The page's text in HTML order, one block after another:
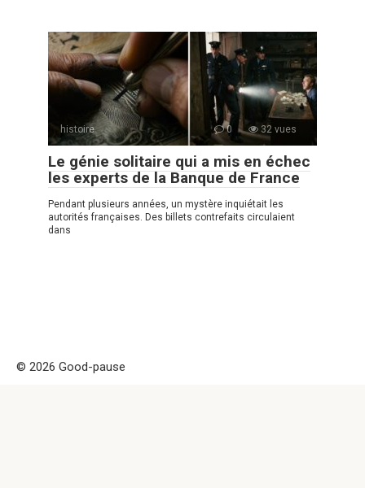
histoire 0 32 vues
Le génie solitaire qui a mis en échec
les experts de la Banque de France
Pendant plusieurs années, un mystère inquiétait les
autorités françaises. Des billets contrefaits circulaient
dans
© 2026 Good-pause